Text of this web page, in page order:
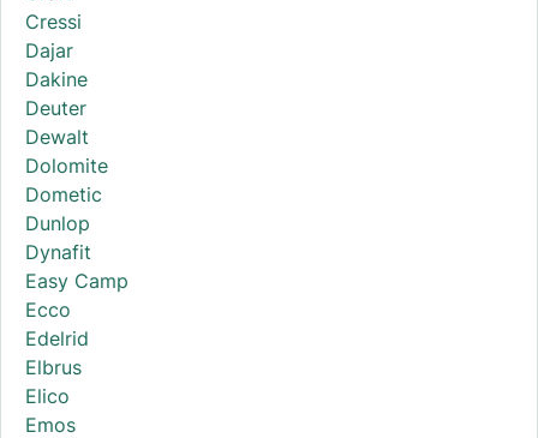
Cressi
Dajar
Dakine
Deuter
Dewalt
Dolomite
Dometic
Dunlop
Dynafit
Easy Camp
Ecco
Edelrid
Elbrus
Elico
Emos